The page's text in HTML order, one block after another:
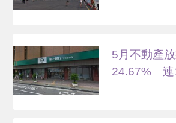
5月不動產
24.67% 連